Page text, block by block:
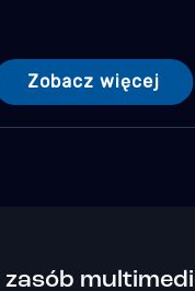
Zobacz więcej
zasób